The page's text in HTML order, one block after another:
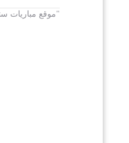
"موقع مباريات